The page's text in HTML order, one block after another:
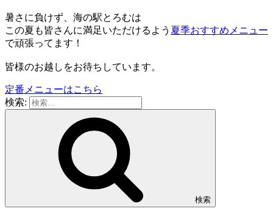
暑さに負けず、海の駅とろむは
この夏も皆さんに満足いただけるよう 夏季おすすめメニュー
で頑張ってます！
皆様のお越しをお待ちしています。
定番メニューはこちら
検索:
検索